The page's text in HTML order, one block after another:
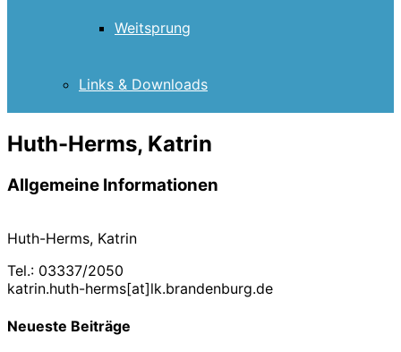
Weitsprung
Links & Downloads
Huth-Herms, Katrin
Allgemeine Informationen
Huth-Herms, Katrin
Tel.: 03337/2050
katrin.huth-herms[at]lk.brandenburg.de
Neueste Beiträge